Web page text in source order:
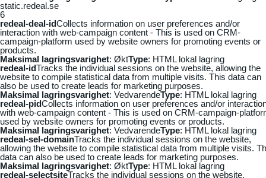
static.redeal.se
6
redeal-deal-idCollects information on user preferences and/or
interaction with web-campaign content - This is used on CRM-
campaign-platform used by website owners for promoting events or
products.
Maksimal lagringsvarighet: ØktType: HTML lokal lagring
redeal-idTracks the individual sessions on the website, allowing the
website to compile statistical data from multiple visits. This data can
also be used to create leads for marketing purposes.
Maksimal lagringsvarighet: VedvarendeType: HTML lokal lagring
redeal-pidCollects information on user preferences and/or
with web-campaign content - This is used on CRM-campaign-
used by website owners for promoting events or products.
Maksimal lagringsvarighet: VedvarendeType: HTML lokal lagring
redeal-sel-domainTracks the individual sessions on the website,
allowing the website to compile statistical data from multiple visits.
data can also be used to create leads for marketing purposes.
Maksimal lagringsvarighet: ØktType: HTML lokal lagring
redeal-selectsiteTracks the individual sessions on the website,